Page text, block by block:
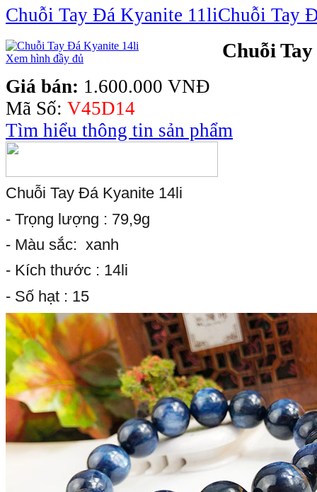
Chuỗi Tay Đá Kyanite 11liChuỗi Tay
Xem hình đầy đủ Chuỗi
Giá bán: 1.600.000 VNĐ
Mã Số: V45D14
Tìm hiểu thông tin sản phẩm
Chuỗi Tay Đá Kyanite 14li
- Trọng lượng : 79,9g
- Màu sắc: xanh
- Kích thước : 14li
- Số hạt : 15